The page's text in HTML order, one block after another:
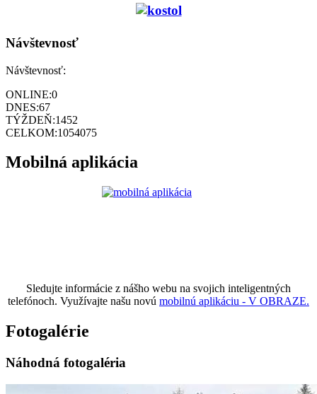
Návštevnosť
Návštevnosť:
ONLINE:0
DNES:67
TÝŽDEŇ:1452
CELKOM:1054075
Mobilná aplikácia
Sledujte informácie z nášho webu na svojich inteligentných
telefónoch. Využívajte našu novú mobilnú aplikáciu - V OBRAZE.
Fotogalérie
Náhodná fotogaléria